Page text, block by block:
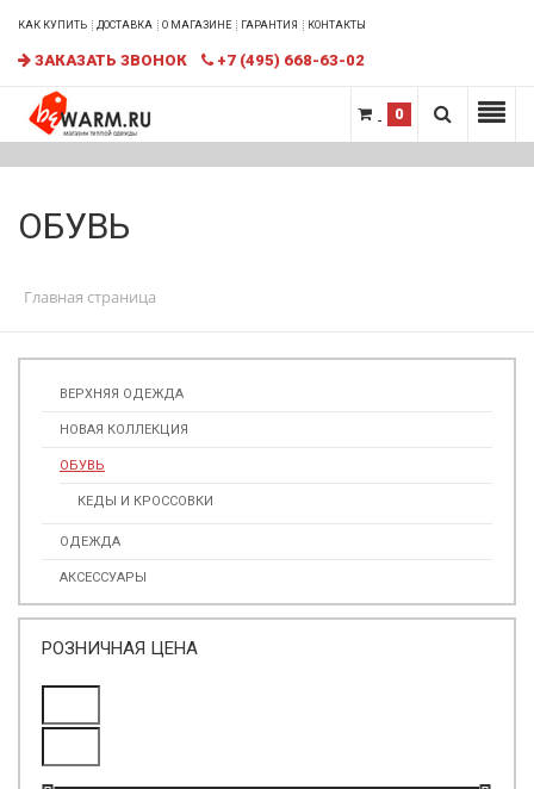
КАК КУПИТЬ ДОСТАВКА О МАГАЗИНЕ ГАРАНТИЯ КОНТАКТЫ
ЗАКАЗАТЬ ЗВОНОК +7 (495) 668-63-02
0
ОБУВЬ
Главная страница
ВЕРХНЯЯ ОДЕЖДА
НОВАЯ КОЛЛЕКЦИЯ
ОБУВЬ
КЕДЫ И КРОССОВКИ
ОДЕЖДА
АКСЕССУАРЫ
РОЗНИЧНАЯ ЦЕНА